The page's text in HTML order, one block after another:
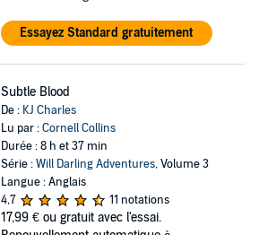
Essayez Standard gratuitement
Subtle Blood
De : KJ Charles
Lu par :Cornell Collins
Durée : 8 h et 37 min
Série :Will Darling Adventures, Volume 3
Langue : Anglais
4,7
11 notations
17,99 € ou gratuit avec l'essai.